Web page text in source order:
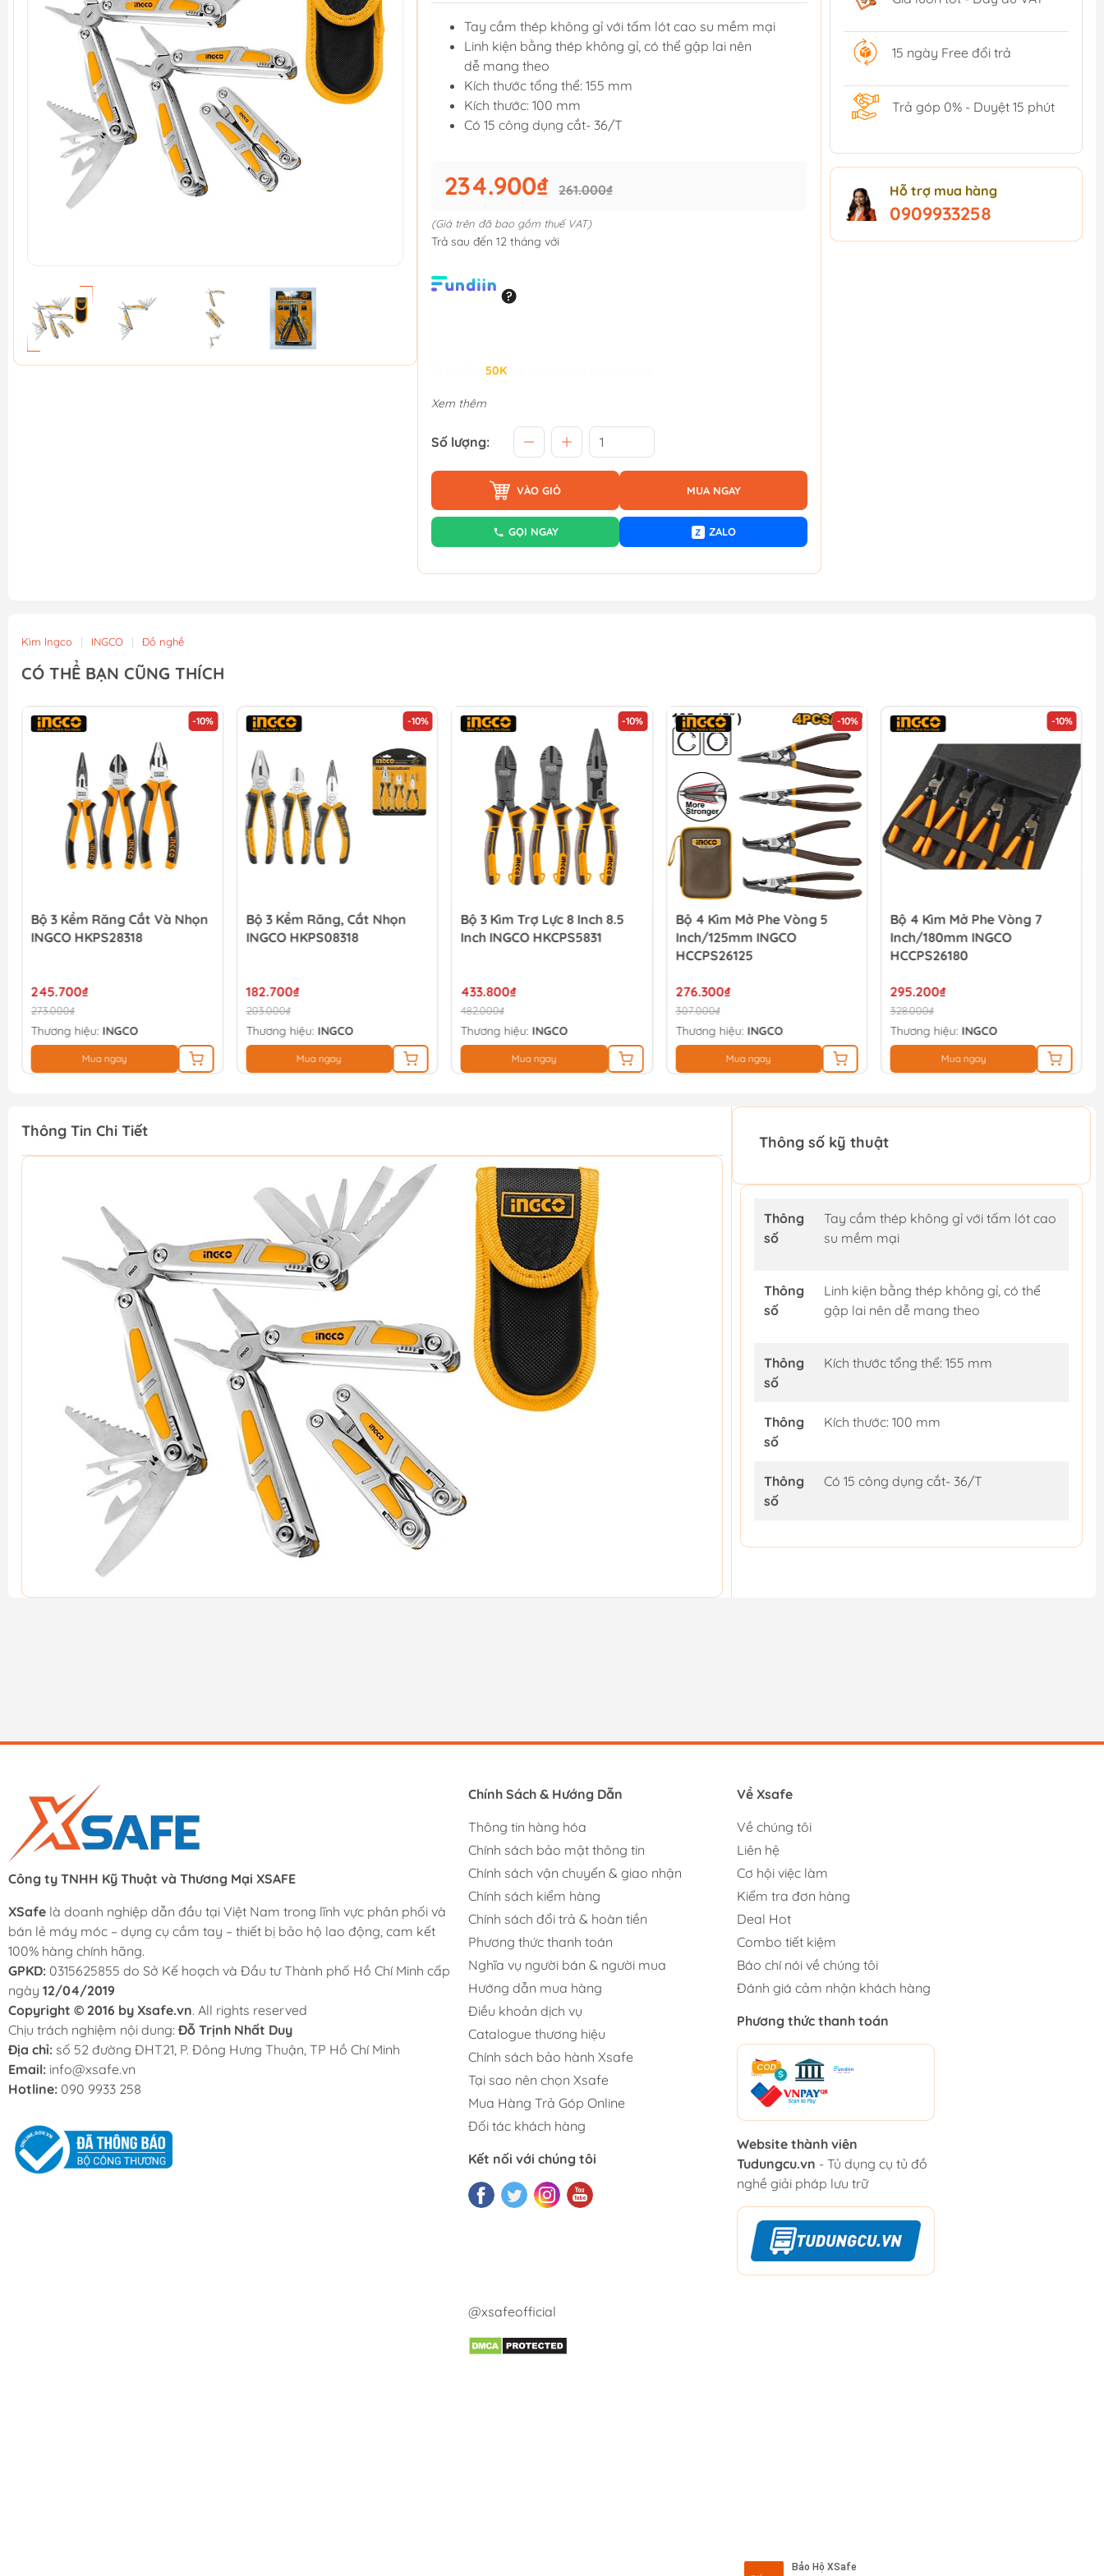
Tay cầm thép không gỉ với tấm lót cao su mềm mại
Linh kiện bằng thép không gỉ, có thể gập lai nên
dễ mang theo
Kích thước tổng thể: 155 mm
Kích thước: 100 mm
Có 15 công dụng cắt- 36/T
234.900₫ 261.000₫
(Giá trên đã bao gồm thuế VAT)
Trả sau đến 12 tháng với
50K
Xem thêm
Số lượng:
VÀO GIỎ MUA NGAY
GỌI NGAY Z ZALO
15 ngày Free đổi trả
Trả góp 0% - Duyệt 15 phút
Hỗ trợ mua hàng
0909933258
Kìm Ingco | INGCO | Đồ nghề
CÓ THỂ BẠN CŨNG THÍCH
-10%
Bộ 3 Kềm Răng Cắt Và Nhọn
INGCO HKPS28318
245.700₫
273.000₫
Thương hiệu: INGCO
Mua ngay
-10%
Bộ 3 Kềm Răng, Cắt Nhọn
INGCO HKPS08318
182.700₫
203.000₫
Thương hiệu: INGCO
Mua ngay
-10%
Bộ 3 Kìm Trợ Lực 8 Inch 8.5
Inch INGCO HKCPS5831
433.800₫
482.000₫
Thương hiệu: INGCO
Mua ngay
-10%
Bộ 4 Kìm Mở Phe Vòng 5
Inch/125mm INGCO
HCCPS26125
276.300₫
307.000₫
Thương hiệu: INGCO
Mua ngay
-10%
Bộ 4 Kìm Mở Phe Vòng 7
Inch/180mm INGCO
HCCPS26180
295.200₫
328.000₫
Thương hiệu: INGCO
Mua ngay
Thông Tin Chi Tiết
Thông số kỹ thuật
Thông
số
Tay cầm thép không gỉ với tấm lót cao
su mềm mại
Thông
số
Linh kiện bằng thép không gỉ, có thể
gập lai nên dễ mang theo
Thông
số
Kích thước tổng thể: 155 mm
Thông
số
Kích thước: 100 mm
Thông
số
Có 15 công dụng cắt- 36/T
Công ty TNHH Kỹ Thuật và Thương Mại XSAFE
XSafe là doanh nghiệp dẫn đầu tại Việt Nam trong lĩnh vực phân phối và
bán lẻ máy móc – dụng cụ cầm tay – thiết bị bảo hộ lao động, cam kết
100% hàng chính hãng.
GPKD: 0315625855 do Sở Kế hoạch và Đầu tư Thành phố Hồ Chí Minh cấp
ngày 12/04/2019
Copyright © 2016 by Xsafe.vn. All rights reserved
Chịu trách nghiệm nội dung: Đỗ Trịnh Nhất Duy
Địa chỉ: số 52 đường ĐHT21, P. Đông Hưng Thuận, TP Hồ Chí Minh
Email: info@xsafe.vn
Hotline: 090 9933 258
Chính Sách & Hướng Dẫn
Thông tin hàng hóa
Chính sách bảo mật thông tin
Chính sách vận chuyển & giao nhận
Chính sách kiểm hàng
Chính sách đổi trả & hoàn tiền
Phương thức thanh toán
Nghĩa vụ người bán & người mua
Hướng dẫn mua hàng
Điều khoản dịch vụ
Catalogue thương hiệu
Chính sách bảo hành Xsafe
Tại sao nên chọn Xsafe
Mua Hàng Trả Góp Online
Đối tác khách hàng
Kết nối với chúng tôi
Về Xsafe
Về chúng tôi
Liên hệ
Cơ hội việc làm
Kiểm tra đơn hàng
Deal Hot
Combo tiết kiệm
Báo chí nói về chúng tôi
Đánh giá cảm nhận khách hàng
Phương thức thanh toán
Website thành viên
Tudungcu.vn - Tủ dụng cụ tủ đồ
nghề giải pháp lưu trữ
@xsafeofficial